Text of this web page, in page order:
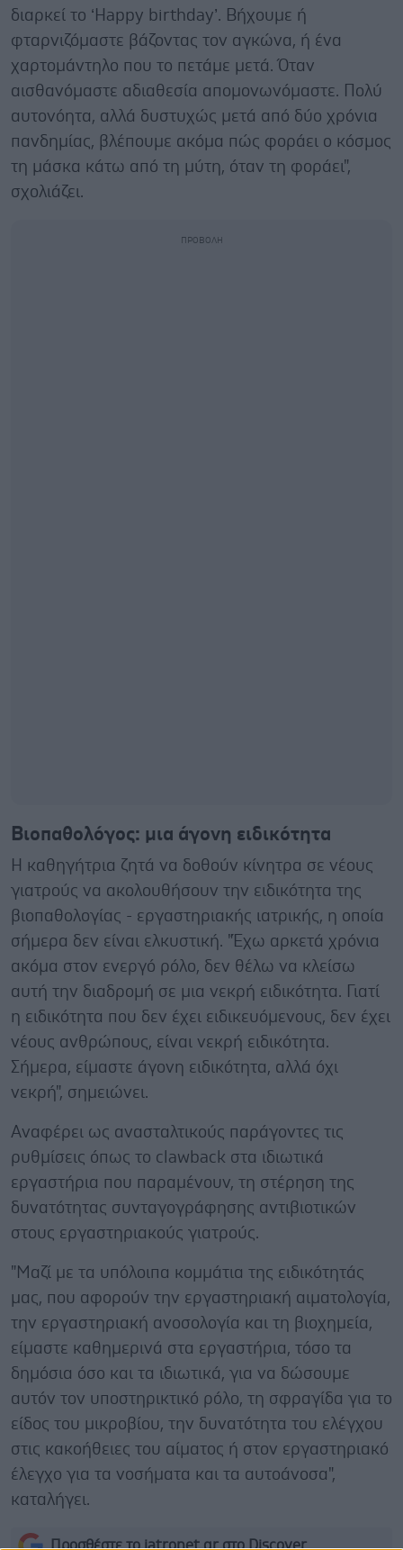
διαρκεί το ‘Happy birthday’. Βήχουμε ή
φταρνιζόμαστε βάζοντας τον αγκώνα, ή ένα
χαρτομάντηλο που το πετάμε μετά. Όταν
αισθανόμαστε αδιαθεσία απομονωνόμαστε. Πολύ
αυτονόητα, αλλά δυστυχώς μετά από δύο χρόνια
πανδημίας, βλέπουμε ακόμα πώς φοράει ο κόσμος
τη μάσκα κάτω από τη μύτη, όταν τη φοράει",
σχολιάζει.
Βιοπαθολόγος: μια άγονη ειδικότητα
Η καθηγήτρια ζητά να δοθούν κίνητρα σε νέους
γιατρούς να ακολουθήσουν την ειδικότητα της
βιοπαθολογίας - εργαστηριακής ιατρικής, η οποία
σήμερα δεν είναι ελκυστική. "Έχω αρκετά χρόνια
ακόμα στον ενεργό ρόλο, δεν θέλω να κλείσω
αυτή την διαδρομή σε μια νεκρή ειδικότητα. Γιατί
η ειδικότητα που δεν έχει ειδικευόμενους, δεν έχει
νέους ανθρώπους, είναι νεκρή ειδικότητα.
Σήμερα, είμαστε άγονη ειδικότητα, αλλά όχι
νεκρή", σημειώνει.
Αναφέρει ως ανασταλτικούς παράγοντες τις
ρυθμίσεις όπως το clawback στα ιδιωτικά
εργαστήρια που παραμένουν, τη στέρηση της
δυνατότητας συνταγογράφησης αντιβιοτικών
στους εργαστηριακούς γιατρούς.
"Μαζί με τα υπόλοιπα κομμάτια της ειδικότητάς
μας, που αφορούν την εργαστηριακή αιματολογία,
την εργαστηριακή ανοσολογία και τη βιοχημεία,
είμαστε καθημερινά στα εργαστήρια, τόσο τα
δημόσια όσο και τα ιδιωτικά, για να δώσουμε
αυτόν τον υποστηρικτικό ρόλο, τη σφραγίδα για το
είδος του μικροβίου, την δυνατότητα του ελέγχου
στις κακοήθειες του αίματος ή στον εργαστηριακό
έλεγχο για τα νοσήματα και τα αυτοάνοσα",
καταλήγει.
Προσθέστε το iatronet.gr στο Discover